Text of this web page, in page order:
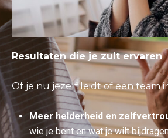
Resultaten die je zult ervaren
Of je nu jezelf leidt of een team
Meer helderheid en
wie je bent en wat je wilt